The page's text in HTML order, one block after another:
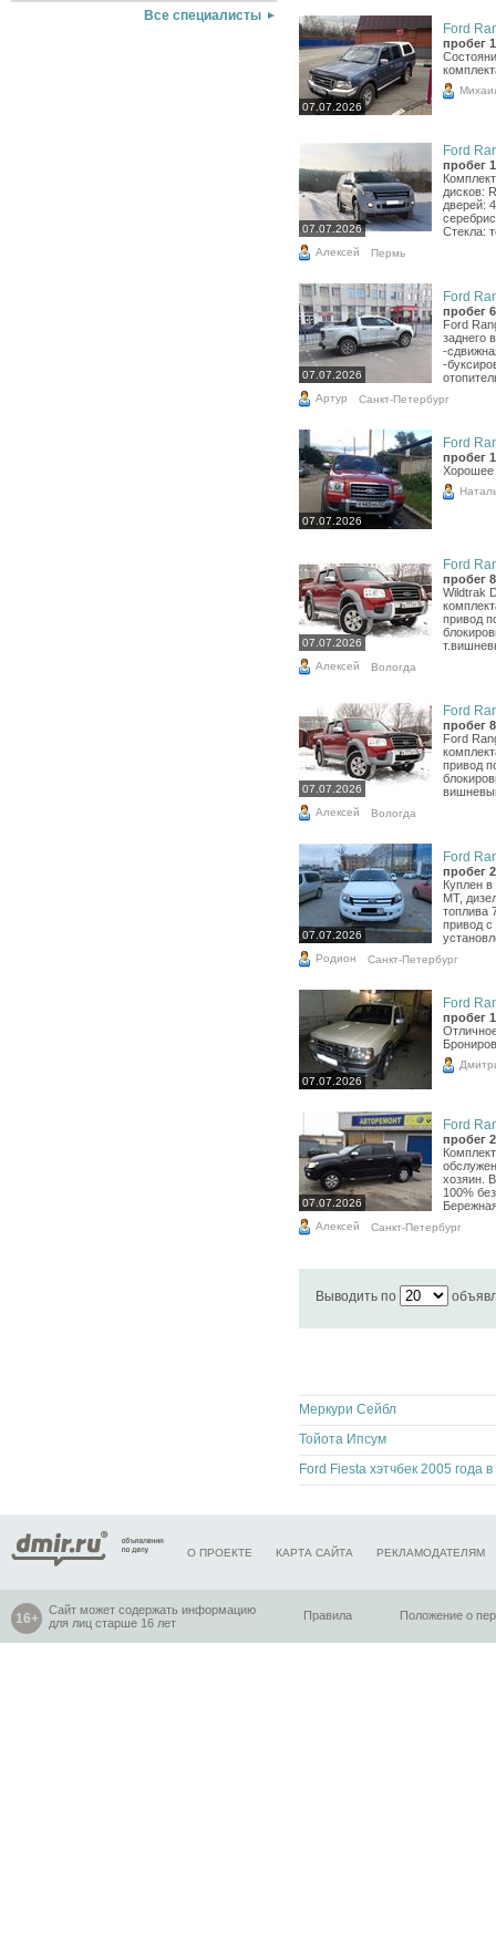
Все специалисты
07.07.2026
Ford
пробег
07.07.2026
Ford
пробег
дисков:
дверей:
Стекла:
Алексей Пермь
07.07.2026
Ford
пробег
Ford
заднего
-
-
Артур Санкт-Петербург
07.07.2026
Ford
пробег
Хорошее
07.07.2026
Ford
пробег
Wildtrak
привод
Алексей Вологда
07.07.2026
Ford
пробег
Ford
привод
Алексей Вологда
07.07.2026
Ford
пробег
Куплен в
МТ,
топлива
привод с
Родион Санкт-Петербург
07.07.2026
Ford
пробег
07.07.2026
Ford
пробег
хозяин.
100%
Алексей Санкт-Петербург
Выводить по
Меркури Сейбл
Тойота Ипсум
О ПРОЕКТЕ КАРТА САЙТА РЕКЛАМОДАТЕЛЯМ
Сайт может содержать информацию
для лиц старше 16 лет
Правила Положение о